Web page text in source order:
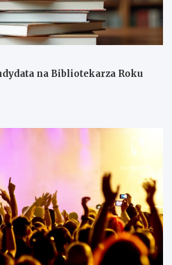
na Bibliotekarza Roku